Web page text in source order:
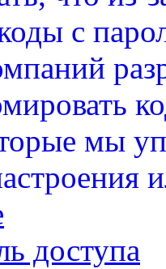
с
мы
доступа